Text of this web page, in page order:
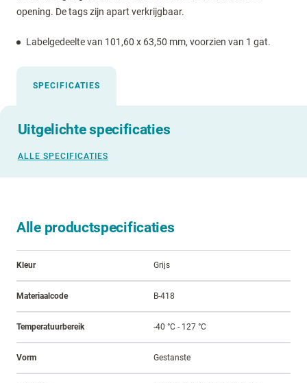
opening. De tags zijn apart verkrijgbaar.
Labelgedeelte van 101,60 x 63,50 mm, voorzien van 1 gat.
SPECIFICATIES
Uitgelichte specificaties
ALLE SPECIFICATIES
Alle productspecificaties
Kleur Grijs
Materiaalcode B-418
Temperatuurbereik -40 °C - 127 °C
Vorm Gestanste